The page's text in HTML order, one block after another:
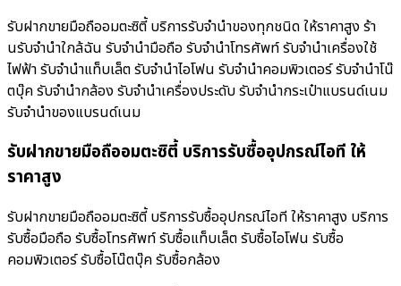
รับฝากขายมือถืออมตะซิตี้ บริการรับจำนำของทุกชนิด ให้ราคาสูง ร้า
นรับจํานําใกล้ฉัน รับจำนำมือถือ รับจำนำโทรศัพท์ รับจำนำเครื่องใช้
ไฟฟ้า รับจำนำแท็บเล็ต รับจำนำไอโฟน รับจำนำคอมพิวเตอร์ รับจำนำโน๊
ตบุ๊ค รับจำนำกล้อง รับจำนำเครื่องประดับ รับจำนำกระเป๋าแบรนด์เนม
รับจำนำของแบรนด์เนม
รับฝากขายมือถืออมตะซิตี้ บริการรับซื้ออุปกรณ์ไอที ให้
ราคาสูง
รับฝากขายมือถืออมตะซิตี้ บริการรับซื้ออุปกรณ์ไอที ให้ราคาสูง บริการ
รับซื้อมือถือ รับซื้อโทรศัพท์ รับซื้อแท็บเล็ต รับซื้อไอโฟน รับซื้อ
คอมพิวเตอร์ รับซื้อโน๊ตบุ๊ค รับซื้อกล้อง